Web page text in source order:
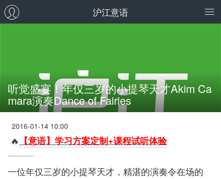
沪江意语
听觉盛宴！年仅三岁的小提琴天才Akim Ca
mara演奏Dance of Fairies
2016-01-14 10:00
🔥 【意语】学习方案定制+课程试听体验
一位年仅三岁的小提琴天才，精湛的演奏令在场的